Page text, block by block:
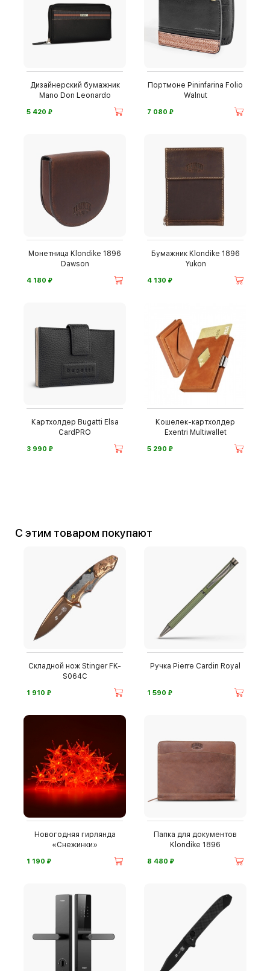
Дизайнерский бумажник
Mano Don Leonardo
5 420 ⃏
Портмоне Pininfarina Folio
Walnut
7 080 ⃏
Монетница Klondike 1896
Dawson
4 180 ⃏
Бумажник Klondike 1896
Yukon
4 130 ⃏
Картхолдер Bugatti Elsa
CardPRO
3 990 ⃏
Кошелек-картхолдер
Exentri Multiwallet
5 290 ⃏
С этим товаром покупают
Складной нож Stinger FK-
S064C
1 910 ⃏
Ручка Pierre Cardin Royal
1 590 ⃏
Новогодняя гирлянда
«Снежинки»
1 190 ⃏
Папка для документов
Klondike 1896
8 480 ⃏